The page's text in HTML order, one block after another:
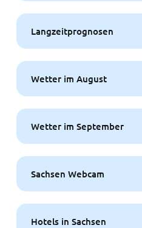
Langzeitprognosen
Wetter im August
Wetter im September
Sachsen Webcam
Hotels in Sachsen